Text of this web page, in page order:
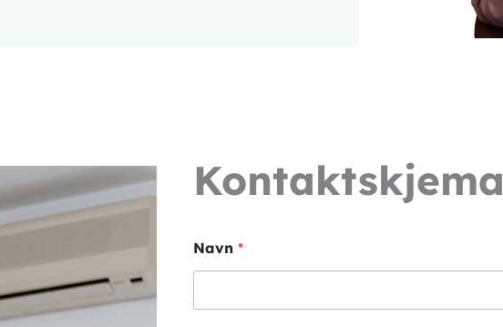
Kontaktskjema
a
m
Navn *